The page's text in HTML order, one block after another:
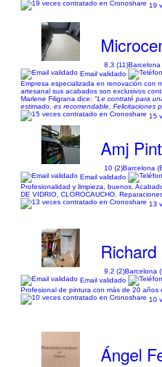
19
8,3 (11)
Email validado
Empresa especializada en renovación con
artesanal sus acabados son exclusivos
Marlene Filigrana dice: "Le contraté para
estimado, es recomendable, Felicitaciones
15
Amj
10 (2)Barcelona
Email validado
Profesionalidad y limpieza, buenos.
DE VIDRIO, CLOROCAUCHO.
13
Richard
9,2 (2)Barcelona
Email validado
Profesional de pintura con más de 20 años
10
Ángel